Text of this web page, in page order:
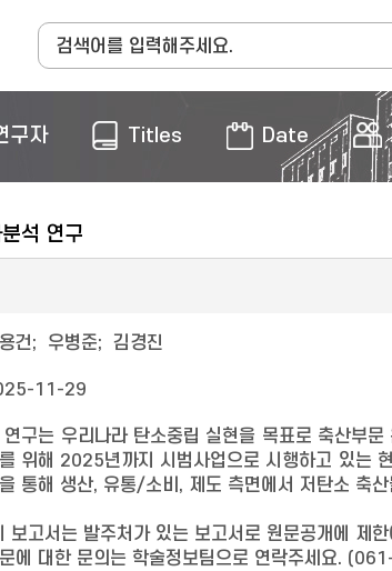
구자 Titles Date
석 연구
건; 우병준; 김경진
11-29
연구는 우리나라 탄소중립 실현을 목표로 축산부
위해 2025년까지 시범사업으로 시행하고 있는
통해 생산, 유통/소비, 제도 측면에서 저탄소 축
보고서는 발주처가 있는 보고서로 원문공개에 제
에 대한 문의는 학술정보팀으로 연락주세요.